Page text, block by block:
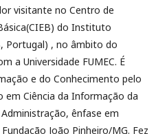
visitante no Centro de
do Instituto
Portugal) , no âmbito do
a Universidade FUMEC. É
e do Conhecimento pelo
em Ciência da Informação da
ênfase em
João Pinheiro/MG. Fez